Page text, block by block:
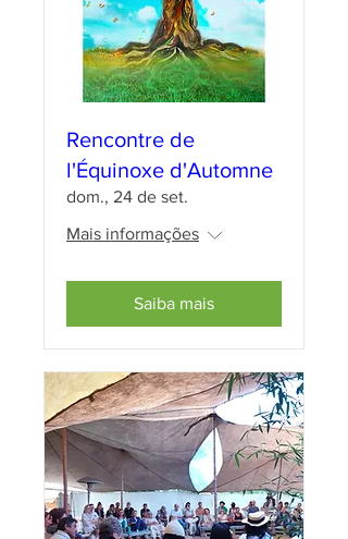
Rencontre de
l'Équinoxe d'Automne
dom., 24 de set.
Mais informações
Saiba mais